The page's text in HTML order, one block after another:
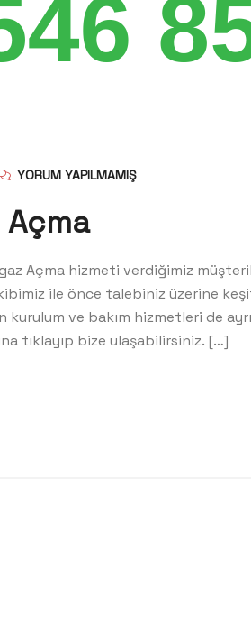
YORUM YAPILMAMIŞ
Açma hizmeti verdiğimiz
ile önce talebiniz üzerine
ve bakım hizmetleri de
tıklayıp bize ulaşabilirsiniz. […]